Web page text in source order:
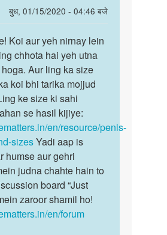
बुध, 01/15/2020 - 04:46 बजे
Koi aur yeh nirnay lein
chhota hai yeh utna
Aur ling ka size
koi bhi tarika mojjud
ke size ki sahi
se hasil kijiye:
en/resource/penis-
sizesYadi aap is
humse aur gehri
judna chahte hain to
board “Just
zaroor shamil ho!
en/forum